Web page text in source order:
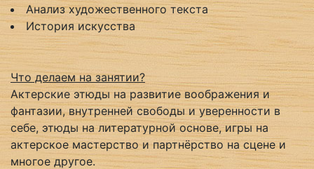
Анализ художественного текста
История искусства
Что делаем на занятии?
Актерские этюды на развитие воображения и
фантазии, внутренней свободы и уверенности в
себе, этюды на литературной основе, игры на
актерское мастерство и партнёрство на сцене и
многое другое.